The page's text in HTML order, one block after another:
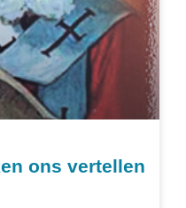
ons vertellen